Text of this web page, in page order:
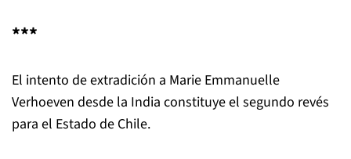
***
El intento de extradición a Marie Emmanuelle
Verhoeven desde la India constituye el segundo revés
para el Estado de Chile.